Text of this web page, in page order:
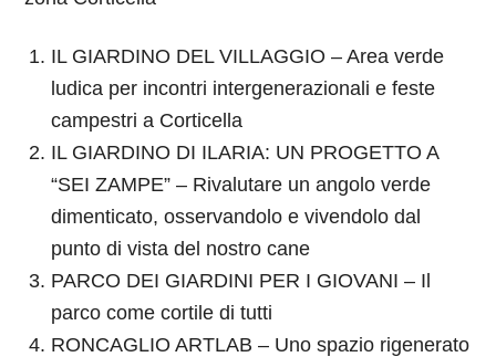
IL GIARDINO DEL VILLAGGIO – Area verde
ludica per incontri intergenerazionali e feste
campestri a Corticella
IL GIARDINO DI ILARIA: UN PROGETTO A
“SEI ZAMPE” – Rivalutare un angolo verde
dimenticato, osservandolo e vivendolo dal
punto di vista del nostro cane
PARCO DEI GIARDINI PER I GIOVANI – Il
parco come cortile di tutti
RONCAGLIO ARTLAB – Uno spazio rigenerato